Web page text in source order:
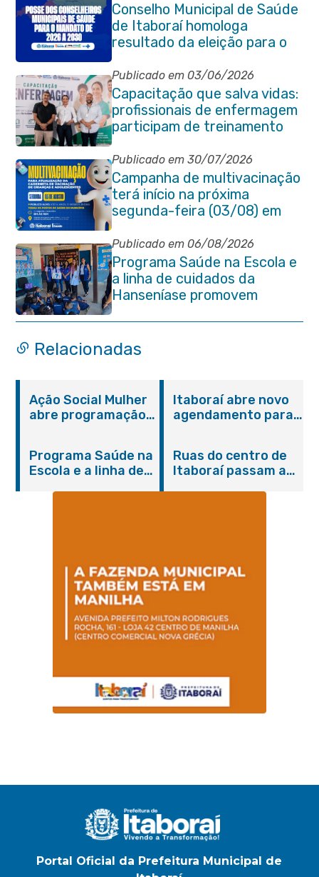
Conselho Municipal de Saúde
de Itaboraí homologa
resultado da eleição para o
quadriênio 2026–2030
Publicado em 03/06/2026
Capacitação que salva vidas:
profissionais de enfermagem
participam de treinamento
em primeiros socorros em
Itaboraí
Publicado em 30/07/2026
Campanha de multivacinação
terá início na próxima
segunda-feira (03/08) em
Itaboraí
Publicado em 06/08/2026
Programa Saúde na Escola e
a linha de cuidados da
Hanseníase promovem
conscientização sobre
hanseníase na E.M Adelaide
de Magalhães Seabra
Relacionadas
Ação Social Mulher
abre programação
serviços gratuitos e
orientações
Itaboraí abre novo
agendamento para
Programa Saúde na
Escola e a linha de
Magalhães Seabra
Ruas do centro de
Itaboraí passam a
Portal Oficial da Prefeitura Municipal de